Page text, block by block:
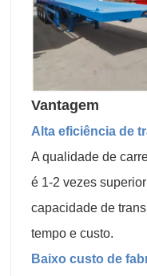
Vantagem
Alta eficiência de
A qualidade de
é 1-2 vezes
capacidade de
tempo e custo.
Baixo custo de